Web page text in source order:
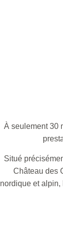
À seulement 30
Situé
Château des
nordique et